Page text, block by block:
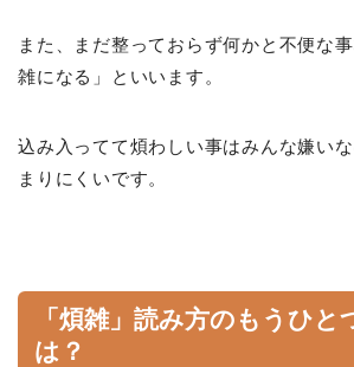
また、まだ整っておらず何かと不便な
雑になる」といいます。
込み入ってて煩わしい事はみんな嫌い
まりにくいです。
「煩雑」読み方のもうひと
は？